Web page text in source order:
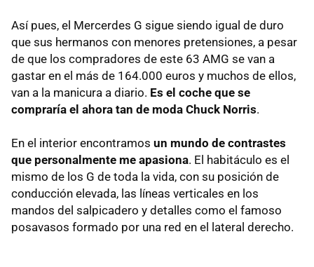
Así pues, el Mercerdes G sigue siendo igual de duro
que sus hermanos con menores pretensiones, a pesar
de que los compradores de este 63 AMG se van a
gastar en el más de 164.000 euros y muchos de ellos,
van a la manicura a diario. Es el coche que se
compraría el ahora tan de moda Chuck Norris.
En el interior encontramos un mundo de contrastes
que personalmente me apasiona. El habitáculo es el
mismo de los G de toda la vida, con su posición de
conducción elevada, las líneas verticales en los
mandos del salpicadero y detalles como el famoso
posavasos formado por una red en el lateral derecho.